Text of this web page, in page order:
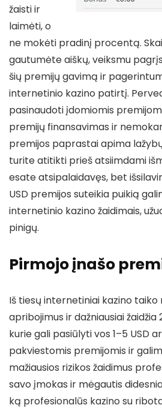
žaisti ir
laimėti, o
ne mokėti pradinį procentą.
gautumėte aiškų, veiksmu
šių premijų gavimą ir
internetinio kazino patirtį.
pasinaudoti įdomiomis
premijų finansavimas ir
premijos paprastai apima
turite atitikti prieš atsiimdami
esate atsipalaidavęs, bet
USD premijos suteikia puikią
internetinio kazino žaidimais,
pinigų.
Pirmojo įnašo
Iš tiesų internetiniai kazino taiko
apribojimus ir dažniausiai žaidžia
kurie gali pasiūlyti vos 1–5 USD
pakviestomis premijomis ir
mažiausios rizikos žaidimus
savo įmokas ir mėgautis
ką profesionalūs kazino su